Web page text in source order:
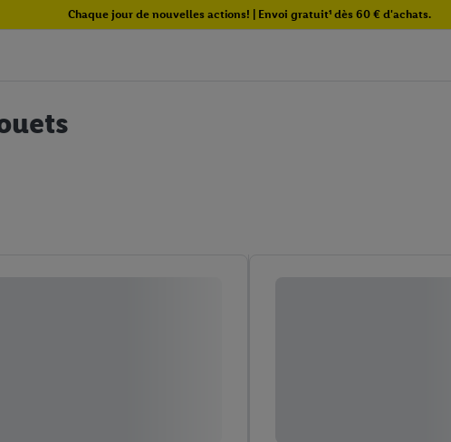
Chaque jour de nouvelles actions! | Envoi gratuit¹ dès 60 € d'achats.